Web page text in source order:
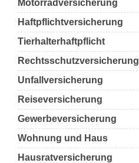
Motorradversicherung
Haftpflichtversicherung
Tierhalterhaftpflicht
Rechtsschutzversicherung
Unfallversicherung
Reiseversicherung
Gewerbeversicherung
Wohnung und Haus
Hausratversicherung